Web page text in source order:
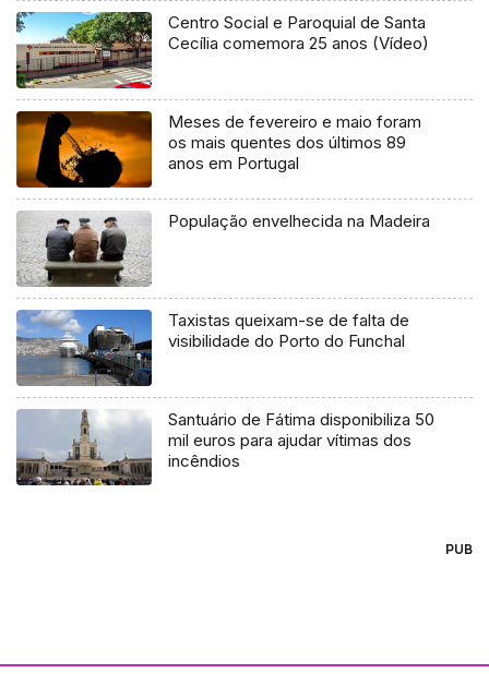
Centro Social e Paroquial de Santa
Cecília comemora 25 anos (Vídeo)
Meses de fevereiro e maio foram
os mais quentes dos últimos 89
anos em Portugal
População envelhecida na Madeira
Taxistas queixam-se de falta de
visibilidade do Porto do Funchal
Santuário de Fátima disponibiliza 50
mil euros para ajudar vítimas dos
incêndios
PUB